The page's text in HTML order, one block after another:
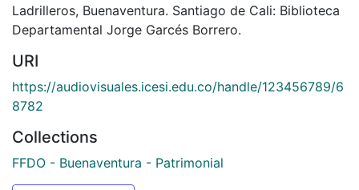
Ladrilleros, Buenaventura. Santiago de Cali: Biblioteca
Departamental Jorge Garcés Borrero.
URI
https://audiovisuales.icesi.edu.co/handle/123456789/6
8782
Collections
FFDO - Buenaventura - Patrimonial